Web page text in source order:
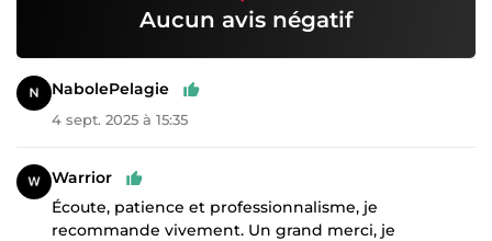
Aucun avis négatif
NabolePelagie
4 sept. 2025 à 15:35
Warrior
Écoute, patience et professionnalisme, je
recommande vivement. Un grand merci, je